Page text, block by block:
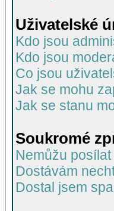
Uživatelské
Kdo jsou
Kdo jsou
Co jsou
Jak se mohu
Jak se stanu
Soukromé
Nemůžu
Dostávám
Dostal jsem